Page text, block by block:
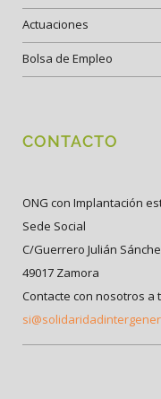
Actuaciones
Bolsa de Empleo
CONTACTO
ONG con Implantación
Sede Social
C/Guerrero Julián
49017 Zamora
Contacte con nosotros a